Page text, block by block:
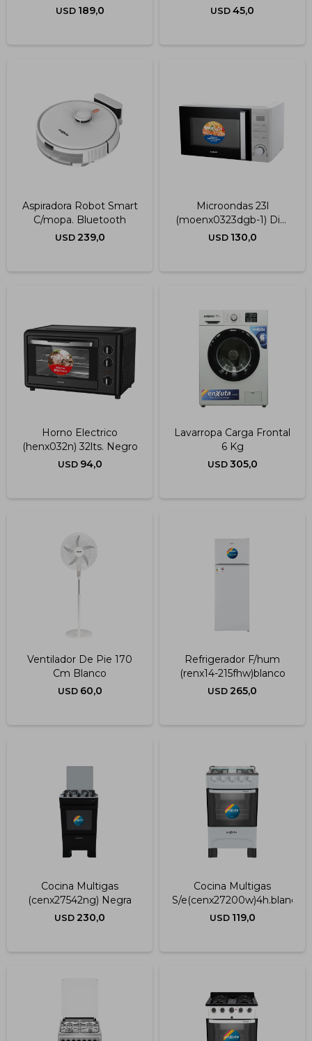
Blanco
USD 189,0 USD 45,0
Aspiradora Robot Smart
C/mopa. Bluetooth
USD 239,0
Microondas 23l
(moenx0323dgb-1) Dig.
Blanc
USD 130,0
Horno Electrico
(henx032n) 32lts. Negro
USD 94,0
Lavarropa Carga Frontal
6 Kg
USD 305,0
Ventilador De Pie 170
Cm Blanco
USD 60,0
Refrigerador F/hum
(renx14-215fhw)blanco
USD 265,0
Cocina Multigas
(cenx27542ng) Negra
USD 230,0
Cocina Multigas
S/e(cenx27200w)4h.blanca
USD 119,0